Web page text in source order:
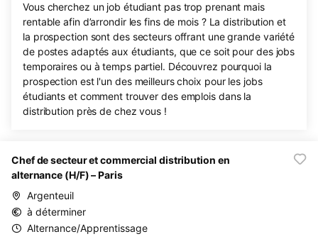
Vous cherchez un job étudiant pas trop prenant mais
rentable afin d’arrondir les fins de mois ? La distribution et
la prospection sont des secteurs offrant une grande variété
de postes adaptés aux étudiants, que ce soit pour des jobs
temporaires ou à temps partiel. Découvrez pourquoi la
prospection est l'un des meilleurs choix pour les jobs
étudiants et comment trouver des emplois dans la
distribution près de chez vous !
Chef de secteur et commercial distribution en
alternance (H/F) – Paris
Argenteuil
à déterminer
Alternance/Apprentissage